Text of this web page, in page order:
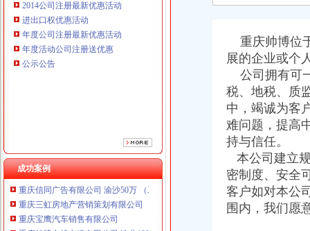
本站导航
2014公司注册最新优惠活动
进出口权优惠活动
年度公司注册最新优惠活动
年度活动公司注册送优惠
公示公告
成功案例
重庆鸽牌电线电缆有限公司 渝北10010万 (进出口权)
重庆海谛升进出口贸易有限公司 渝北100万 （进出口权）
重庆奕欣锦诚商贸有限公司 渝九50万 （工商注册）
重庆信同广告有限公司 渝沙50万 （工商注册）
重庆三虹房地产营销策划有限公司
重庆宝鹰汽车销售有限公司
重庆鸽牌电线电缆有限公司 渝北10010万 (进出口权)
重庆帅博位
展的企业或个
公司拥有可
税、地税、质
中，竭诚为客
难问题，提高
持与信任。
本公司建立
密制度、安全
客户如对本公
围内，我们愿